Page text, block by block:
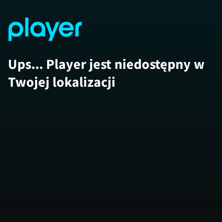
Ups... Player jest niedostępny w
Twojej lokalizacji